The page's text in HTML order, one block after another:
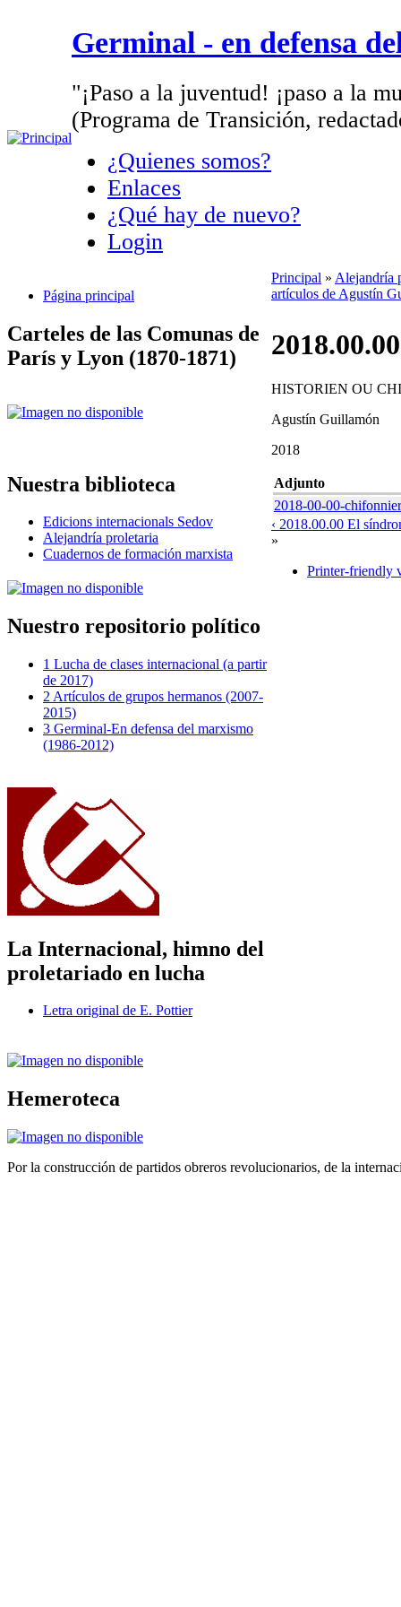
Germinal - en defensa
"¡Paso a la juventud! ¡paso a la
(Programa de Transición,
¿Quienes somos?
Enlaces
¿Qué hay de nuevo?
Login
Página principal
Carteles de las Comunas de
París y Lyon (1870-1871)
Nuestra biblioteca
Edicions internacionals Sedov
Alejandría proletaria
Cuadernos de formación marxista
Nuestro repositorio político
1 Lucha de clases internacional (a partir
de 2017)
2 Artículos de grupos hermanos (2007-
2015)
3 Germinal-En defensa del marxismo
(1986-2012)
La Internacional, himno del
proletariado en lucha
Letra original de E. Pottier
Hemeroteca
Principal » Alejandría
artículos de Agustín
HISTORIEN OU
Agustín Guillamón
2018
Adjunto
2018-00-00-
‹ 2018.00.00 El
»
Printer-friendly
Por la construcción de partidos obreros revolucionarios, de la